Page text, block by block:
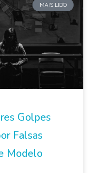
MAIS LIDO
Golpes
Falsas
Modelo